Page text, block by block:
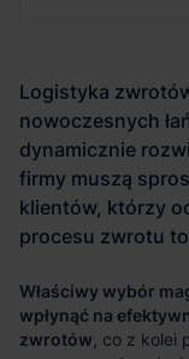
Właściwy wybór
wpłynąć na
zwrotów